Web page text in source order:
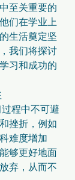
至关重要的
们在学业上
生活奠定坚
我们将探讨
习和成功的
程中不可避
挫折，例如
难度增加
够更好地面
弃，从而不